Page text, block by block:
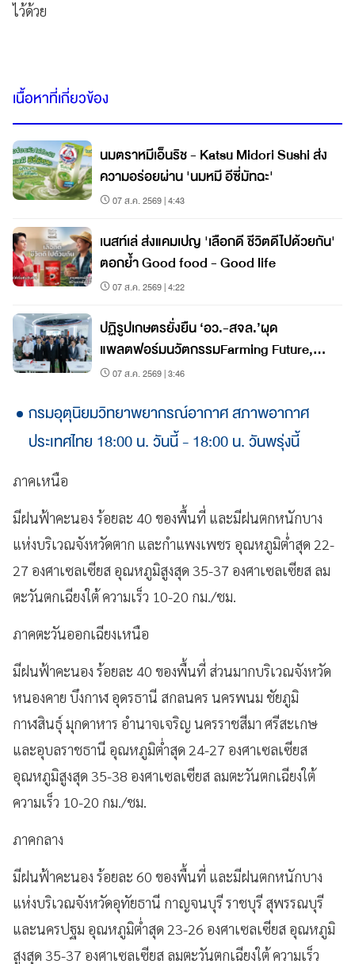
ไว้ด้วย
เนื้อหาที่เกี่ยวข้อง
นมตราหมีเอ็นริช - Katsu Midori Sushi ส่ง
ความอร่อยผ่าน 'นมหมี อีซี่มัทฉะ'
07 ส.ค. 2569 | 4:43
เนสท์เล่ ส่งแคมเปญ 'เลือกดี ชีวิตดีไปด้วยกัน'
ตอกย้ำ Good food - Good life
07 ส.ค. 2569 | 4:22
ปฏิรูปเกษตรยั่งยืน ‘อว.-สจล.’ผุด
แพลตฟอร์มนวัตกรรมFarming Future,
Together
07 ส.ค. 2569 | 3:46
กรมอุตุนิยมวิทยาพยากรณ์อากาศ สภาพอากาศ
ประเทศไทย 18:00 น. วันนี้ - 18:00 น. วันพรุ่งนี้
ภาคเหนือ
มีฝนฟ้าคะนอง ร้อยละ 40 ของพื้นที่ และมีฝนตกหนักบาง
แห่งบริเวณจังหวัดตาก และกำแพงเพชร อุณหภูมิต่ำสุด 22-
27 องศาเซลเซียส อุณหภูมิสูงสุด 35-37 องศาเซลเซียส ลม
ตะวันตกเฉียงใต้ ความเร็ว 10-20 กม./ชม.
ภาคตะวันออกเฉียงเหนือ
มีฝนฟ้าคะนอง ร้อยละ 40 ของพื้นที่ ส่วนมากบริเวณจังหวัด
หนองคาย บึงกาฬ อุดรธานี สกลนคร นครพนม ชัยภูมิ
กาฬสินธุ์ มุกดาหาร อำนาจเจริญ นครราชสีมา ศรีสะเกษ
และอุบลราชธานี อุณหภูมิต่ำสุด 24-27 องศาเซลเซียส
อุณหภูมิสูงสุด 35-38 องศาเซลเซียส ลมตะวันตกเฉียงใต้
ความเร็ว 10-20 กม./ชม.
ภาคกลาง
มีฝนฟ้าคะนอง ร้อยละ 60 ของพื้นที่ และมีฝนตกหนักบาง
แห่งบริเวณจังหวัดอุทัยธานี กาญจนบุรี ราชบุรี สุพรรณบุรี
และนครปฐม อุณหภูมิต่ำสุด 23-26 องศาเซลเซียส อุณหภูมิ
สูงสุด 35-37 องศาเซลเซียส ลมตะวันตกเฉียงใต้ ความเร็ว